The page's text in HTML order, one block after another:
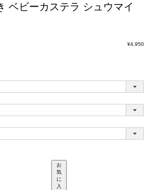
ベビーカステラ シュウマイ
¥4,950
お
気
に
入